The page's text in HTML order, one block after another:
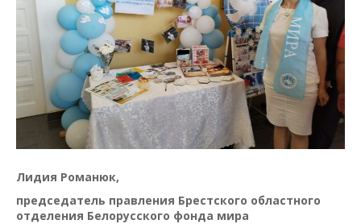
Лидия Романюк,
председатель правления Брестского областного
отделения Белорусского фонда мира